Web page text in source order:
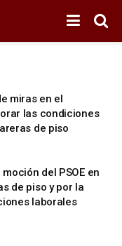
miras en el
las condiciones
de piso
del PSOE en
de piso y por la
laborales